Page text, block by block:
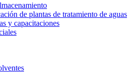
de plantas de tratamiento de aguas
y capacitaciones